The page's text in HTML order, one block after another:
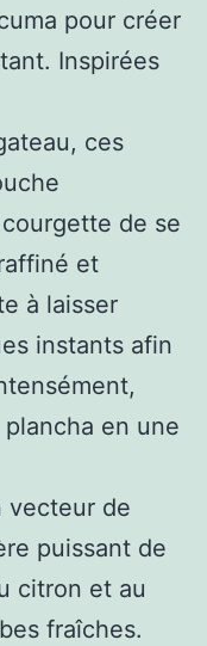
pour créer
Inspirées
ces
de se
et
à laisser
instants afin
en une
vecteur de
puissant de
citron et au
fraîches.